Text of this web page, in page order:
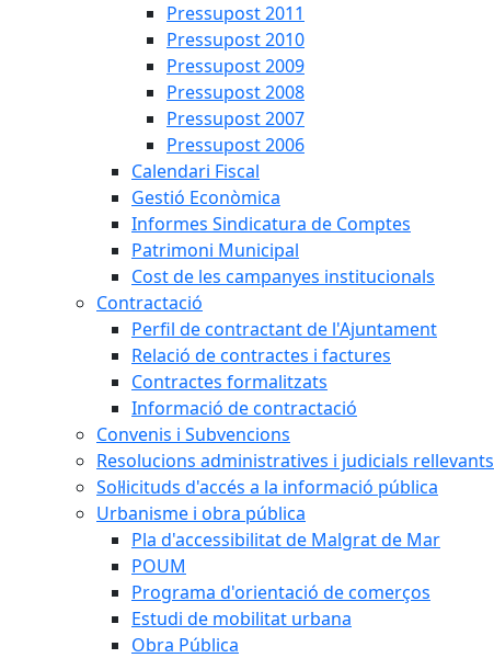
Pressupost 2011
Pressupost 2010
Pressupost 2009
Pressupost 2008
Pressupost 2007
Pressupost 2006
Calendari Fiscal
Gestió Econòmica
Informes Sindicatura de Comptes
Patrimoni Municipal
Cost de les campanyes institucionals
Contractació
Perfil de contractant de l'Ajuntament
Relació de contractes i factures
Contractes formalitzats
Informació de contractació
Convenis i Subvencions
Resolucions administratives i judicials rellevants
Sol·licituds d'accés a la informació pública
Urbanisme i obra pública
Pla d'accessibilitat de Malgrat de Mar
POUM
Programa d'orientació de comerços
Estudi de mobilitat urbana
Obra Pública